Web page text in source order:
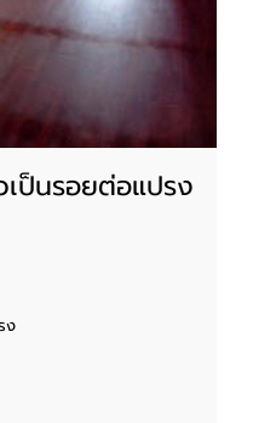
เป็นรอยต่อแปรง
ง